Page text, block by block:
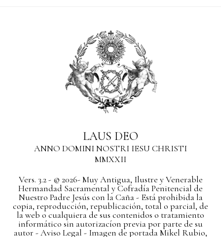
LAUS DEO
ANNO DOMINI NOSTRI IESU CHRISTI
MMXXII
Vers. 3.2 - © 2026- Muy Antigua, Ilustre y Venerable
Hermandad Sacramental y Cofradía Penitencial de
Nuestro Padre Jesús con la Caña - Está prohibida la
copia, reproducción, republicación, total o parcial, de
la web o cualquiera de sus contenidos o tratamiento
informático sin autorizacíon previa por parte de su
autor - Aviso Legal - Imagen de portada Mikel Rubio,